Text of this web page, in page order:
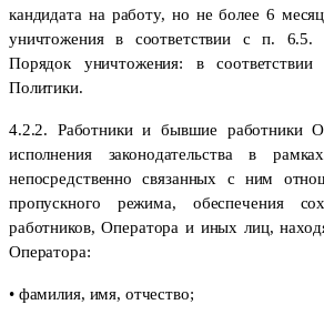
кандидата на работу, но не более 6
уничтожения в соответствии с п. 6.5.
Порядок уничтожения: в
Политики.
4.2.2. Работники и бывшие работники
исполнения законодательства в
непосредственно связанных с ним
пропускного режима, обеспечения
работников, Оператора и иных лиц,
Оператора:
• фамилия, имя, отчество;